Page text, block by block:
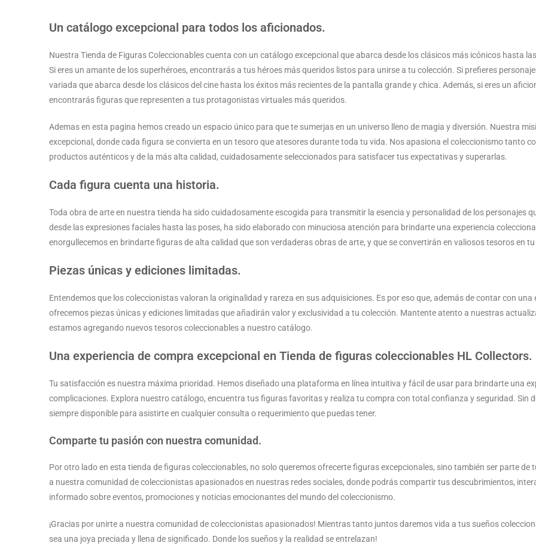
Un catálogo excepcional para todos los aficionados.
Nuestra Tienda de Figuras Coleccionables cuenta con un catálogo excepcional que abarca desde los clásicos más icónicos hasta
Si eres un amante de los superhéroes, encontrarás a tus héroes más queridos listos para unirse a tu colección. Si prefieres
variada que abarca desde los clásicos del cine hasta los éxitos más recientes de la pantalla grande y chica. Además, si eres un
encontrarás figuras que representen a tus protagonistas virtuales más queridos.
Ademas en esta pagina hemos creado un espacio único para que te sumerjas en un universo lleno de magia y diversión. Nuestra
excepcional, donde cada figura se convierta en un tesoro que atesores durante toda tu vida. Nos apasiona el coleccionismo tanto
productos auténticos y de la más alta calidad, cuidadosamente seleccionados para satisfacer tus expectativas y superarlas.
Cada figura cuenta una historia.
Toda obra de arte en nuestra tienda ha sido cuidadosamente escogida para transmitir la esencia y personalidad de los personajes
desde las expresiones faciales hasta las poses, ha sido elaborado con minuciosa atención para brindarte una experiencia
enorgullecemos en brindarte figuras de alta calidad que son verdaderas obras de arte, y que se convertirán en valiosos tesoros en tu
Piezas únicas y ediciones limitadas.
Entendemos que los coleccionistas valoran la originalidad y rareza en sus adquisiciones. Es por eso que, además de contar con
ofrecemos piezas únicas y ediciones limitadas que añadirán valor y exclusividad a tu colección. Mantente atento a nuestras
estamos agregando nuevos tesoros coleccionables a nuestro catálogo.
Una experiencia de compra excepcional en Tienda de figuras coleccionables HL Collectors.
Tu satisfacción es nuestra máxima prioridad. Hemos diseñado una plataforma en línea intuitiva y fácil de usar para brindarte una
complicaciones. Explora nuestro catálogo, encuentra tus figuras favoritas y realiza tu compra con total confianza y seguridad. Sin
siempre disponible para asistirte en cualquier consulta o requerimiento que puedas tener.
Comparte tu pasión con nuestra comunidad.
Por otro lado en esta tienda de figuras coleccionables, no solo queremos ofrecerte figuras excepcionales, sino también ser parte de
a nuestra comunidad de coleccionistas apasionados en nuestras redes sociales, donde podrás compartir tus descubrimientos,
informado sobre eventos, promociones y noticias emocionantes del mundo del coleccionismo.
¡Gracias por unirte a nuestra comunidad de coleccionistas apasionados! Mientras tanto juntos daremos vida a tus sueños
sea una joya preciada y llena de significado. Donde los sueños y la realidad se entrelazan!